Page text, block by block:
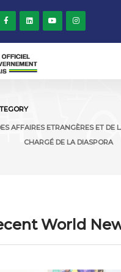
AFFAIRES ETRANGÈRES ET DE
CHARGÉ DE LA DIASPORA
World